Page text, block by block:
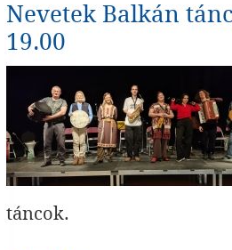
Nevetek Balkán
19.00
táncok.